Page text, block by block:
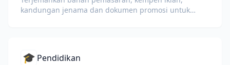
kandungan jenama dan dokumen promosi untuk
🎓 Pendidikan